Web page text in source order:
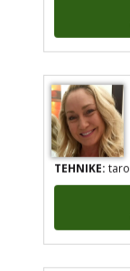
TEHNIKE:tarot